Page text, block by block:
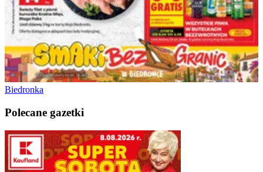
Biedronka
Polecane gazetki